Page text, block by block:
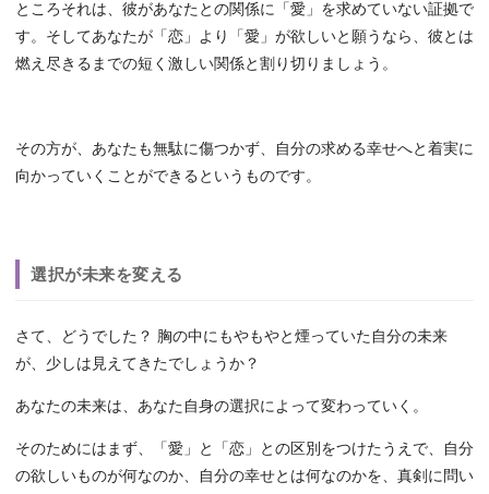
ところそれは、彼があなたとの関係に「愛」を求めていない証拠で
す。そしてあなたが「恋」より「愛」が欲しいと願うなら、彼とは
燃え尽きるまでの短く激しい関係と割り切りましょう。
その方が、あなたも無駄に傷つかず、自分の求める幸せへと着実に
向かっていくことができるというものです。
選択が未来を変える
さて、どうでした？ 胸の中にもやもやと煙っていた自分の未来
が、少しは見えてきたでしょうか？
あなたの未来は、あなた自身の選択によって変わっていく。
そのためにはまず、「愛」と「恋」との区別をつけたうえで、自分
の欲しいものが何なのか、自分の幸せとは何なのかを、真剣に問い